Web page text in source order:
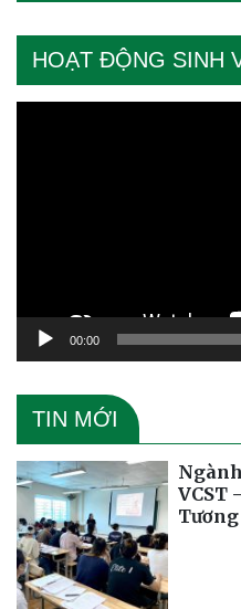
HOẠT ĐỘNG SINH
00:00
TIN MỚI
VCST
Tương